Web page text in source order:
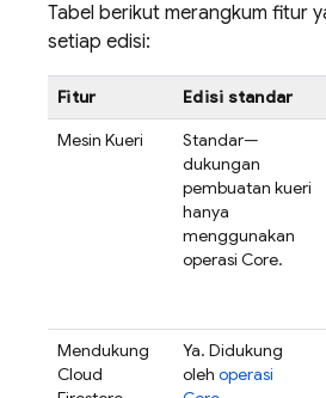
Tabel berikut merangkum fitur
setiap edisi:
Fitur Edisi standar
Mesin Kueri
Standar—
dukungan
pembuatan kueri
hanya
menggunakan
operasi Core.
Mendukung
Cloud
Ya. Didukung
oleh operasi